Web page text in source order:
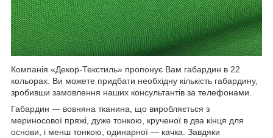
Компанія «Декор-Текстиль» пропонує Вам габардин в 22
кольорах. Ви можете придбати необхідну кількість габардину,
зробивши замовлення наших консультантів за телефонами.
Габардин — вовняна тканина, що виробляється з
мериносової пряжі, дуже тонкою, крученої в два кінця для
основи, і менш тонкою, одинарної — качка. Завдяки